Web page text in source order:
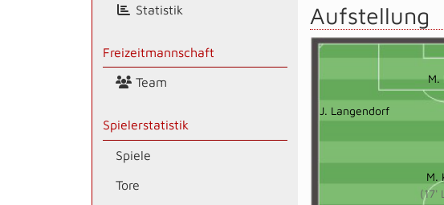
Statistik
Freizeitmannschaft
Team
Spielerstatistik
Spiele
Tore
Aufstellung
M.
J. Langendorf
M.
(17'